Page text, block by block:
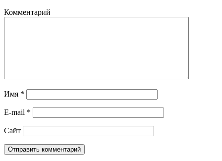
Комментарий
Имя *
E-mail *
Сайт